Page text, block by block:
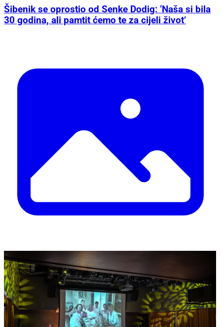
Šibenik se oprostio od Senke Dodig: ‘Naša si bila
30 godina, ali pamtit ćemo te za cijeli život’